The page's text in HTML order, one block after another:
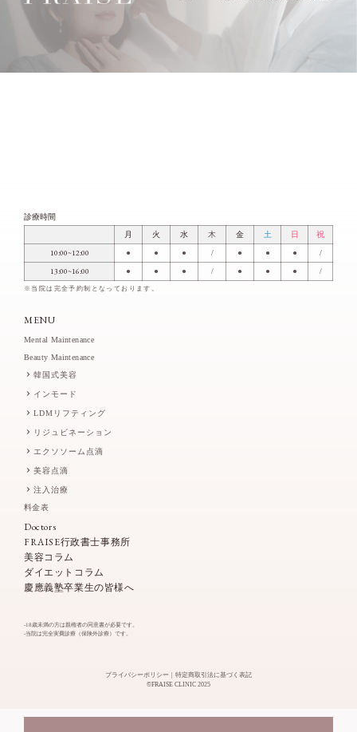
診療時間
月
火 水 木 金 土 日 祝
10:00~12:00 ● ● ● / ● ● ● /
13:00~16:00 ● ● ● / ● ● ● /
※当院は完全予約制となっております。
MENU
Mental Maintenance
Beauty Maintenance
韓国式美容
インモード
LDMリフティング
リジュビネーション
エクソソーム点滴
美容点滴
注入治療
料金表
Doctors
FRAISE行政書士事務所
美容コラム
ダイエットコラム
慶應義塾卒業生の皆様へ
-18歳未満の方は親権者の同意書が必要です。
-当院は完全実費診療（保険外診療）です。
プライバシーポリシー
特定商取引法に基づく表記
©FRAISE CLINIC 2025